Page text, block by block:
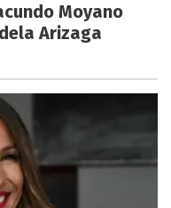
Moyano
Arizaga